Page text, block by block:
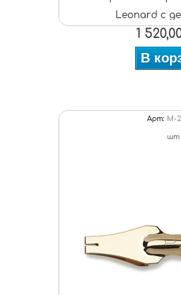
Leonard с
1
В
Арт: M-
шт